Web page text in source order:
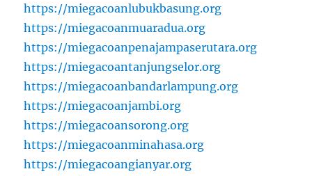
https://miegacoanlubukbasung.org
https://miegacoanmuaradua.org
https://miegacoanpenajampaserutara.org
https://miegacoantanjungselor.org
https://miegacoanbandarlampung.org
https://miegacoanjambi.org
https://miegacoansorong.org
https://miegacoanminahasa.org
https://miegacoangianyar.org